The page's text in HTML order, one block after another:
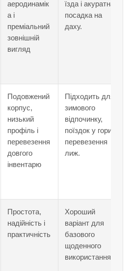
аеродинамік
а і
преміальний
зовнішній
вигляд
їзда і акуратна
посадка на
даху.
Подовжений
корпус,
низький
профіль і
перевезення
довгого
інвентарю
Підходить для
зимового
відпочинку,
поїздок у гори і
перевезення
лиж.
Простота,
надійність і
практичність
Хороший
варіант для
базового
щоденного
використання.